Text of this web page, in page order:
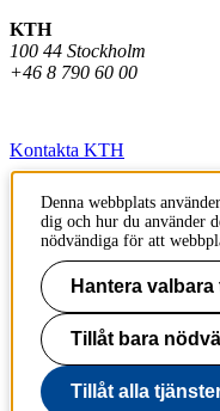
KTH
100 44 Stockholm
+46 8 790 60 00
Kontakta KTH
Jobba på KTH
Press och media
Faktura och betalning KTH
Om KTH:s webbplatser
Tillgänglighetsredogörelse
Denna webbplats
dig och hur du använder
nödvändiga för att
Hantera
Tillåt bara
Tillåt alla